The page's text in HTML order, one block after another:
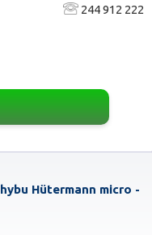
244 912 222
Hütermann micro -